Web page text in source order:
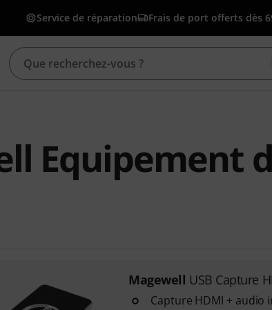
Service de réparation Frais de port offerts dès
Equipement
Magewell USB Capture
Capture HDMI + audio